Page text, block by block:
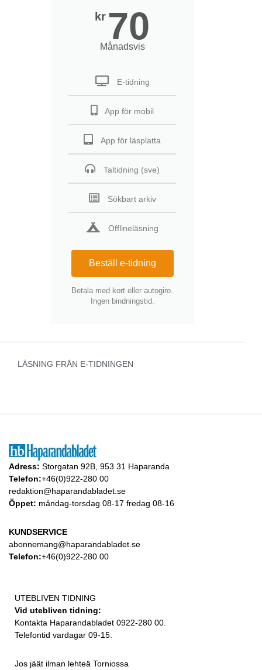
kr 70
Månadsvis
E-tidning
App för mobil
App för läsplatta
Taltidning (sve)
Sökbart arkiv
Offlineläsning
Beställ e-tidning
Betala med kort eller autogiro.
Ingen bindningstid.
LÄSNING FRÅN E-TIDNINGEN
Adress: Storgatan 92B, 953 31 Haparanda
Telefon:+46(0)922-280 00
redaktion@haparandabladet.se
Öppet: måndag-torsdag 08-17 fredag 08-16
KUNDSERVICE
abonnemang@haparandabladet.se
Telefon:+46(0)922-280 00
UTEBLIVEN TIDNING
Vid utebliven tidning:
Kontakta Haparandabladet 0922-280 00.
Telefontid vardagar 09-15.
Jos jäät ilman lehteä Torniossa